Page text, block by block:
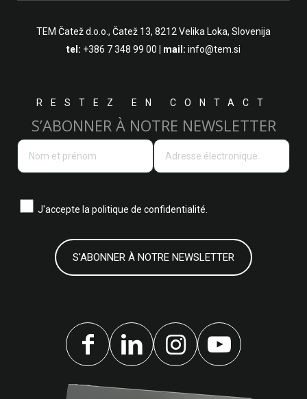
TEM Čatež d.o.o., Čatež 13, 8212 Velika Loka, Slovenija
tel: +386 7 348 99 00 | mail: info@tem.si
RESTEZ EN CONTACT
S’ABONNER À NOTRE NEWSLETTER
J'accepte lapolitique de confidentialité.